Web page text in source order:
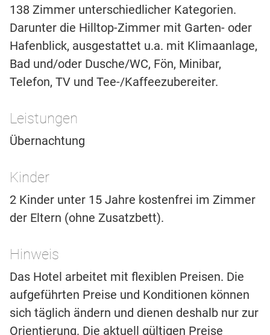
138 Zimmer unterschiedlicher Kategorien.
Darunter die Hilltop-Zimmer mit Garten- oder
Hafenblick, ausgestattet u.a. mit Klimaanlage,
Bad und/oder Dusche/WC, Fön, Minibar,
Telefon, TV und Tee-/Kaffeezubereiter.
Leistungen
Übernachtung
Kinder
2 Kinder unter 15 Jahre kostenfrei im Zimmer
der Eltern (ohne Zusatzbett).
Hinweis
Das Hotel arbeitet mit flexiblen Preisen. Die
aufgeführten Preise und Konditionen können
sich täglich ändern und dienen deshalb nur zur
Orientierung. Die aktuell gültigen Preise